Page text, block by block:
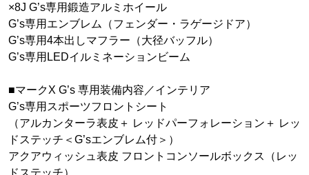
×8J G’s専用鍛造アルミホイール
G’s専用エンブレム（フェンダー・ラゲージドア）
G’s専用4本出しマフラー（大径バッフル）
G’s専用LEDイルミネーションビーム
■マークX G’s 専用装備内容／インテリア
G’s専用スポーツフロントシート
（アルカンターラ表皮＋ レッドパーフォレーション＋ レッ
ドステッチ＜G’sエンブレム付＞）
アクアウィッシュ表皮 フロントコンソールボックス（レッ
ドステッチ）